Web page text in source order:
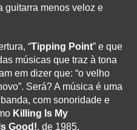
guitarra menos veloz e
“Tipping Point” e que
músicas que traz à tona
em dizer que: “o velho
Será? A música é uma
com sonoridade e
Killing Is My
Good!, de 1985.